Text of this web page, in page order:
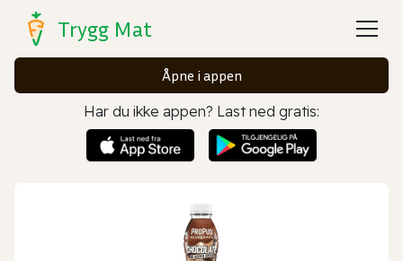
Trygg Mat
Åpne i appen
Har du ikke appen? Last ned gratis: